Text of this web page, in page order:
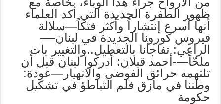
ظهور الطفرة الجديدة التي أكد العلماء
أنها أسرع إنتشاراً وأكثر فتكاً—سلالة
فيروس كورونا الجديدة في لبنان—-
الراعي: تفاجأنا بالتعطيل..والتغيير بات
ملحّاً—-أحمد قبلان: أدركوا لبنان قبل أن
تلتهمه حرائق الفوضى والانهيار—عودة:
وطننا في مأزق فلم التباطؤ في تشكيل
حكومة